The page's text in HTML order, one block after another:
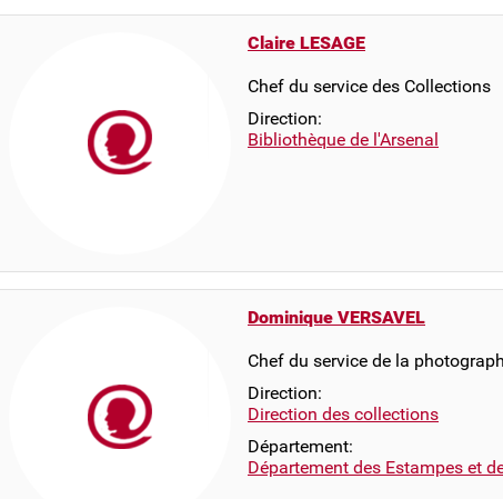
Claire LESAGE
Chef du service des Collections
Direction:
Bibliothèque de l'Arsenal
Dominique VERSAVEL
Chef du service de la
Direction:
Direction des collections
Département:
Département des Estampes et